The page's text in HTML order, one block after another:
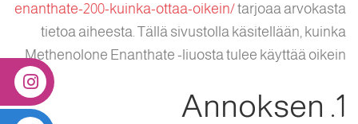
enanthate-200-kuinka-ottaa-oikein/tarjoaa arvokasta
tietoa aiheesta. Tällä sivustolla käsitellään, kuinka
Methenolone Enanthate -liuosta tulee käyttää oikein.
1. Annoksen